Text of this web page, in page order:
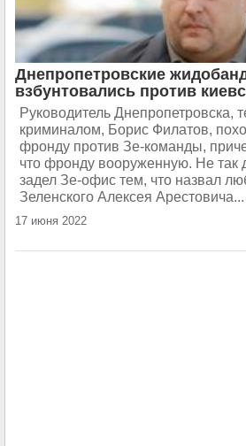
Днепропетровские
взбунтовались против
Руководитель Днепропетровска,
криминалом, Борис Филатов,
фронду против Зе-команды,
что фронду вооруженную. Не так
задел Зе-офис тем, что назвал
Зеленского Алексея Арестовича...
17 июня 2022